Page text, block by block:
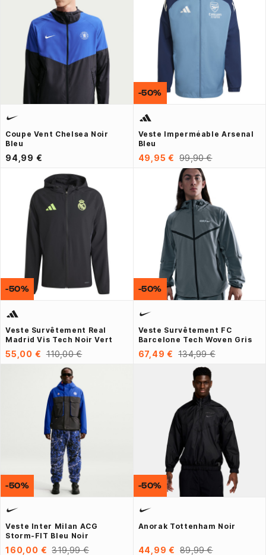
Coupe Vent Chelsea Noir
Bleu
94,99 €
Veste Imperméable Arsenal
Bleu
49,95 € 99,90 €
-50%
Veste Survêtement Real
Madrid Vis Tech Noir Vert
55,00 € 110,00 €
-50%
Veste Survêtement FC
Barcelone Tech Woven Gris
67,49 € 134,99 €
-50%
Veste Inter Milan ACG
Storm-FIT Bleu Noir
160,00 € 319,99 €
-50%
Anorak Tottenham Noir
44,99 € 89,99 €
-50%